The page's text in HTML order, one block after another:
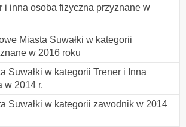
i inna osoba fizyczna przyznane w
Miasta Suwałki w kategorii
w 2016 roku
Suwałki w kategorii Trener i Inna
w 2014 r.
Suwałki w kategorii zawodnik w 2014